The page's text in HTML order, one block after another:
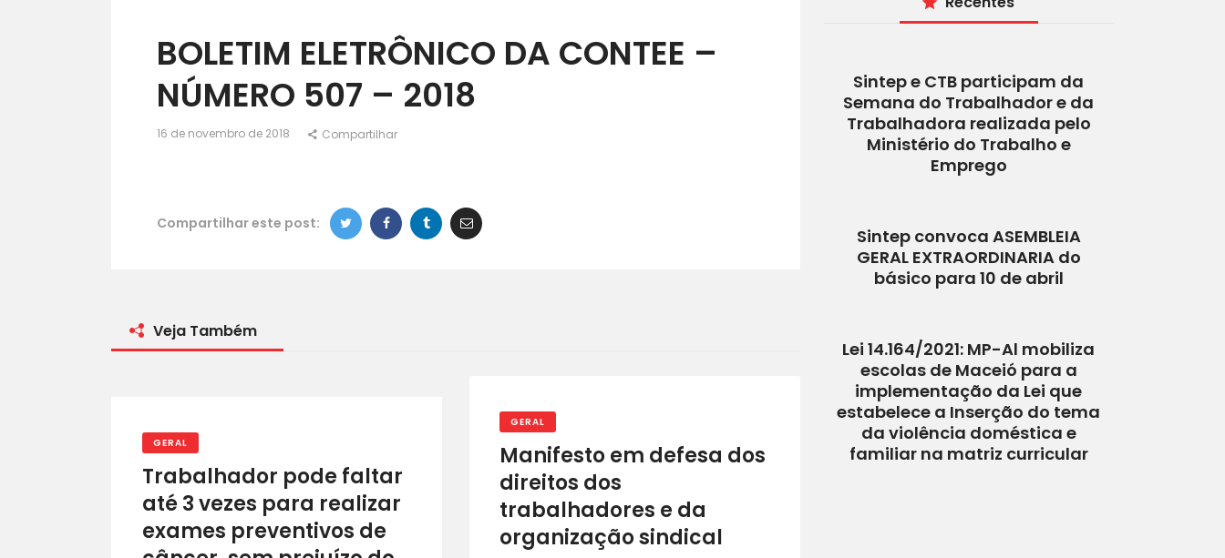
CONVÊNIOS
ACORDOS E CONVENÇÕES
BOLETIM ELETRÔNICO DA CONTEE –
NÚMERO 507 – 2018
16 de novembro de 2018 Compartilhar
Compartilhar este post:
Veja Também
GERAL
Trabalhador pode faltar
até 3 vezes para realizar
exames preventivos de
GERAL
Manifesto em defesa dos
direitos dos
trabalhadores e da
organização sindical
Sintep e CTB participam da
Semana do Trabalhador e da
Trabalhadora realizada pelo
Ministério do Trabalho e
Emprego
Sintep convoca ASEMBLEIA
GERAL EXTRAORDINARIA do
básico para 10 de abril
Lei 14.164/2021: MP-Al mobiliza
escolas de Maceió para a
implementação da Lei que
estabelece a Inserção do tema
da violência doméstica e
familiar na matriz curricular